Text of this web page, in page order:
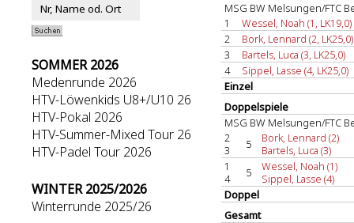
SOMMER 2026
Medenrunde 2026
HTV-Löwenkids U8+/U10 26
HTV-Pokal 2026
HTV-Summer-Mixed Tour 26
HTV-Padel Tour 2026
WINTER 2025/2026
Winterrunde 2025/26
MSG BW Melsungen/FTC
1
Wessel, Noah (1, LK19,0)
2
Bork, Lennard (2, LK25,0)
3
Bartels, Luca (3, LK25,0)
4
Sippel, Lasse (4, LK25,0)
Einzel
Doppelspiele
MSG BW Melsungen/FTC
2
3
5
Bork, Lennard (2)
Bartels, Luca (3)
1
4
5
Wessel, Noah (1)
Sippel, Lasse (4)
Doppel
Gesamt